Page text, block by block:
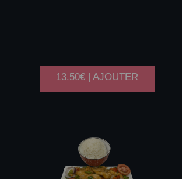
13.50€ | AJOUTER